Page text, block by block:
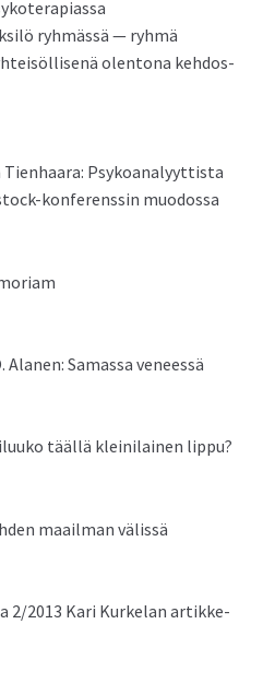
ryh­mässä — ryh­mä
olen­tona kehdos­
Tien­haara: Psyko­ana­lyyt­tista
kon­fer­enssin muodossa
Ala­nen: Samas­sa veneessä
tääl­lä kleini­lainen lippu?
maail­man välissä
2/2013 Kari Kurke­lan artikke­